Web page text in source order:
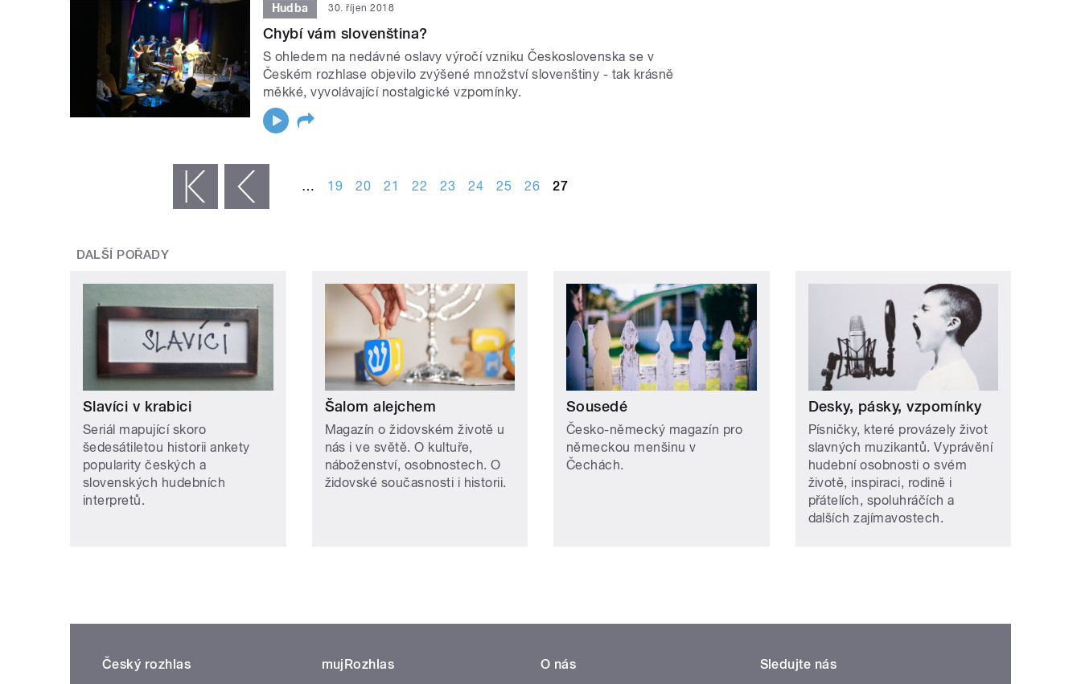
Hudba 30. říjen 2018
Chybí vám slovenština?
S ohledem na nedávné oslavy výročí vzniku Československa se v
Českém rozhlase objevilo zvýšené množství slovenštiny - tak krásně
měkké, vyvolávající nostalgické vzpomínky.
‹ předchozí … 19 20 21 22 23 24 25 26 27
DALŠÍ POŘADY
Slavíci v krabici
Seriál mapující skoro
šedesátiletou historii ankety
popularity českých a
slovenských hudebních
interpretů.
Šalom alejchem
Magazín o židovském životě u
nás i ve světě. O kultuře,
náboženství, osobnostech. O
židovské současnosti i historii.
Sousedé
Česko-německý magazín pro
německou menšinu v
Čechách.
Desky, pásky, vzpomínky
Písničky, které provázely život
slavných muzikantů. Vyprávění
hudební osobnosti o svém
životě, inspiraci, rodině i
přátelích, spoluhráčích a
dalších zajímavostech.
Český rozhlas mujRozhlas O nás Sledujte nás